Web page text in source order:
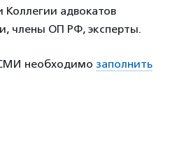
адвокатов
члены ОП РФ, эксперты.
необходимо заполнить